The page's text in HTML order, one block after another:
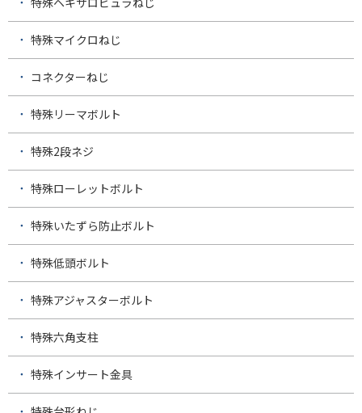
特殊マイクロねじ
コネクターねじ
特殊リーマボルト
特殊2段ネジ
特殊ローレットボルト
特殊いたずら防止ボルト
特殊低頭ボルト
特殊アジャスターボルト
特殊六角支柱
特殊インサート金具